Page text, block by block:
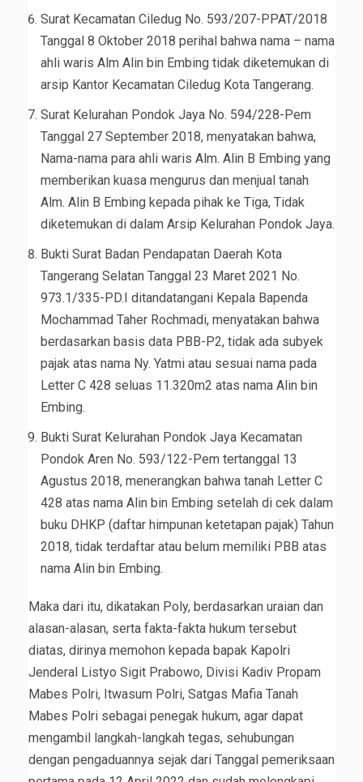
Surat Kecamatan Ciledug No. 593/207-PPAT/2018
Tanggal 8 Oktober 2018 perihal bahwa nama – nama
ahli waris Alm Alin bin Embing tidak diketemukan di
arsip Kantor Kecamatan Ciledug Kota Tangerang.
Surat Kelurahan Pondok Jaya No. 594/228-Pem
Tanggal 27 September 2018, menyatakan bahwa,
Nama-nama para ahli waris Alm. Alin B Embing yang
memberikan kuasa mengurus dan menjual tanah
Alm. Alin B Embing kepada pihak ke Tiga, Tidak
diketemukan di dalam Arsip Kelurahan Pondok Jaya.
Bukti Surat Badan Pendapatan Daerah Kota
Tangerang Selatan Tanggal 23 Maret 2021 No.
973.1/335-PD.I ditandatangani Kepala Bapenda
Mochammad Taher Rochmadi, menyatakan bahwa
berdasarkan basis data PBB-P2, tidak ada subyek
pajak atas nama Ny. Yatmi atau sesuai nama pada
Letter C 428 seluas 11.320m2 atas nama Alin bin
Embing.
Bukti Surat Kelurahan Pondok Jaya Kecamatan
Pondok Aren No. 593/122-Pem tertanggal 13
Agustus 2018, menerangkan bahwa tanah Letter C
428 atas nama Alin bin Embing setelah di cek dalam
buku DHKP (daftar himpunan ketetapan pajak) Tahun
2018, tidak terdaftar atau belum memiliki PBB atas
nama Alin bin Embing.
Maka dari itu, dikatakan Poly, berdasarkan uraian dan
alasan-alasan, serta fakta-fakta hukum tersebut
diatas, dirinya memohon kepada bapak Kapolri
Jenderal Listyo Sigit Prabowo, Divisi Kadiv Propam
Mabes Polri, Itwasum Polri, Satgas Mafia Tanah
Mabes Polri sebagai penegak hukum, agar dapat
mengambil langkah-langkah tegas, sehubungan
dengan pengaduannya sejak dari Tanggal pemeriksaan